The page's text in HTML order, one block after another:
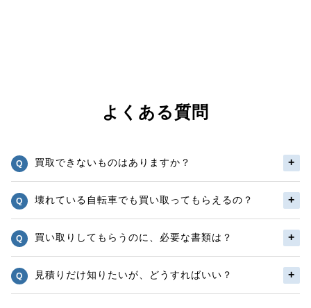
よくある質問
買取できないものはありますか？
壊れている自転車でも買い取ってもらえるの？
買い取りしてもらうのに、必要な書類は？
見積りだけ知りたいが、どうすればいい？